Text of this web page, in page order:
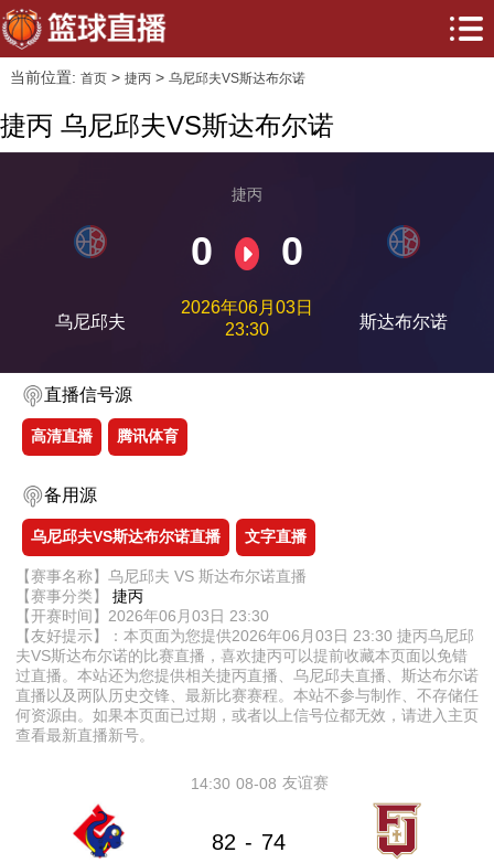
当前位置: 首页> 捷丙> 乌尼邱夫VS斯达布尔诺
捷丙 乌尼邱夫VS斯达布尔诺
乌尼邱夫
捷丙
0 0
2026年06月03日
23:30
斯达布尔诺
直播信号源
高清直播 腾讯体育
备用源
乌尼邱夫VS斯达布尔诺直播 文字直播
【赛事名称】乌尼邱夫 VS 斯达布尔诺直播
【赛事分类】 捷丙
【开赛时间】2026年06月03日 23:30
【友好提示】：本页面为您提供2026年06月03日 23:30 捷丙乌尼邱
夫VS斯达布尔诺的比赛直播，喜欢捷丙可以提前收藏本页面以免错
过直播。本站还为您提供相关捷丙直播、乌尼邱夫直播、斯达布尔诺
直播以及两队历史交锋、最新比赛赛程。本站不参与制作、不存储任
何资源由。如果本页面已过期，或者以上信号位都无效，请进入主页
查看最新直播新号。
08-08
14:30 友谊赛
82 - 74